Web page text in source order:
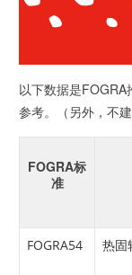
以下数据是
参考。（另外，不
FOGRA标
准
FOGRA54 热固